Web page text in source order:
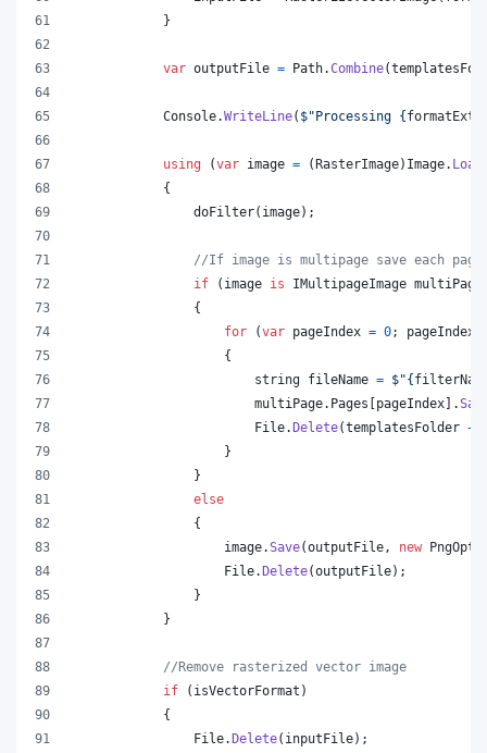
}
var outputFile = Path.Combine(
Console.WriteLine( $"Processing {formatExt
using (var image = (RasterImage) Image. Load
{
doFilter( image) ;
//If image is multipage save each
if
( image is IMultipageImage multiPage
{
for
(var pageIndex = 0; pageIndex
{
string fileName = $"{
multiPage. Pages [pageIndex] .
File.Delete(templatesFolder +
}
}
else
{
image.Save(outputFile , new
File.Delete(outputFile) ;
}
}
//Remove rasterized vector image
if
( isVectorFormat )
{
File.Delete( inputFile) ;